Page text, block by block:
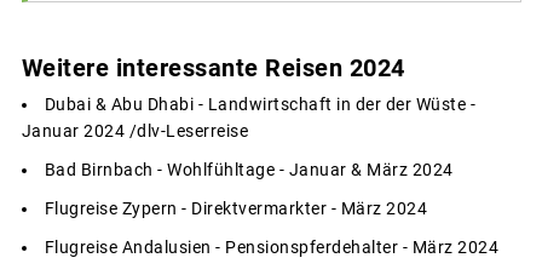
Weitere interessante Reisen 2024
Dubai & Abu Dhabi - Landwirtschaft in der der Wüste -
Januar 2024 /dlv-Leserreise
Bad Birnbach - Wohlfühltage - Januar & März 2024
Flugreise Zypern - Direktvermarkter - März 2024
Flugreise Andalusien - Pensionspferdehalter - März 2024